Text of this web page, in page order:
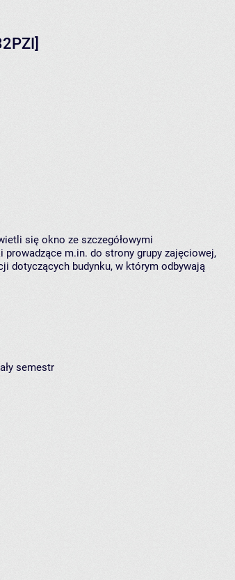
się okno ze szczegółowymi
m.in. do strony grupy zajęciowej,
dotyczących budynku, w którym odbywają
semestr